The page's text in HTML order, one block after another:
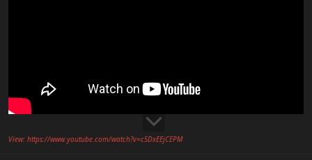
View: https://www.youtube.com/watch?v=cSDxEEjCEPM